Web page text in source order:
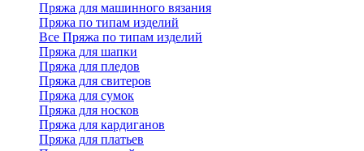
Пряжа для машинного вязания
Пряжа по типам изделий
Все Пряжа по типам изделий
Пряжа для шапки
Пряжа для пледов
Пряжа для свитеров
Пряжа для сумок
Пряжа для носков
Пряжа для кардиганов
Пряжа для платьев